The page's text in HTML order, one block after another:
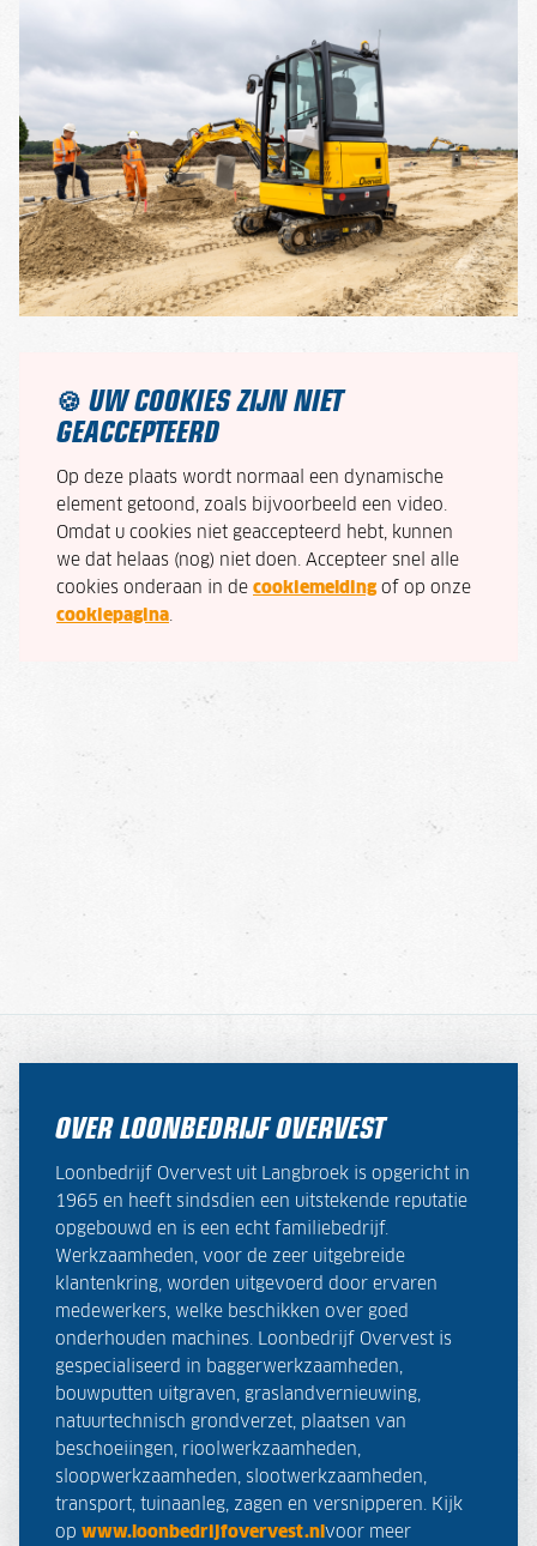
🍪 UW COOKIES ZIJN NIET
GEACCEPTEERD
Op deze plaats wordt normaal een dynamische
element getoond, zoals bijvoorbeeld een video.
Omdat u cookies niet geaccepteerd hebt, kunnen
we dat helaas (nog) niet doen. Accepteer snel alle
cookies onderaan in de cookiemeldingof op onze
cookiepagina.
OVER LOONBEDRIJF OVERVEST
Loonbedrijf Overvest uit Langbroek is opgericht in
1965 en heeft sindsdien een uitstekende reputatie
opgebouwd en is een echt familiebedrijf.
Werkzaamheden, voor de zeer uitgebreide
klantenkring, worden uitgevoerd door ervaren
medewerkers, welke beschikken over goed
onderhouden machines. Loonbedrijf Overvest is
gespecialiseerd in baggerwerkzaamheden,
bouwputten uitgraven, graslandvernieuwing,
natuurtechnisch grondverzet, plaatsen van
beschoeiingen, rioolwerkzaamheden,
sloopwerkzaamheden, slootwerkzaamheden,
transport, tuinaanleg, zagen en versnipperen. Kijk
op www.loonbedrijfovervest.nl voor meer